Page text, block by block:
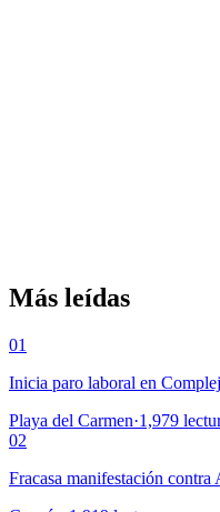
Más leídas
01
Inicia paro laboral en
Playa del Carmen·1,979
02
Fracasa manifestación